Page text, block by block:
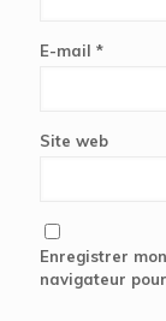
E-mail *
Site web
Enregistrer
navigateur